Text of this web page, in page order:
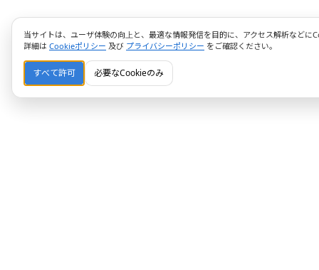
当サイトは、ユーザ体験の向上と、最適な情報発信を目的に、アクセス解析などに
詳細は Cookieポリシー 及び プライバシーポリシー をご確認ください。
すべて許可 必要なCookieのみ